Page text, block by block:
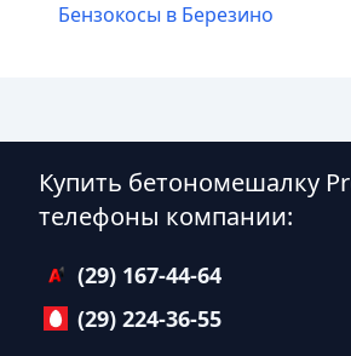
Бензокосы в Березино
Купить бетономешалку
телефоны компании:
(29) 167-44-64
(29) 224-36-55